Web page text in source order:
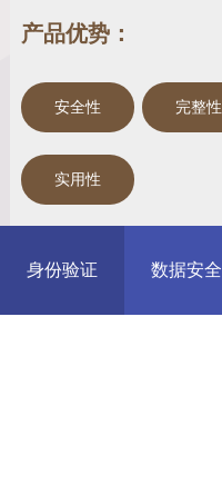
产品优势：
安全性 完整性
实用性
应用场景：
身份验证 数据安全